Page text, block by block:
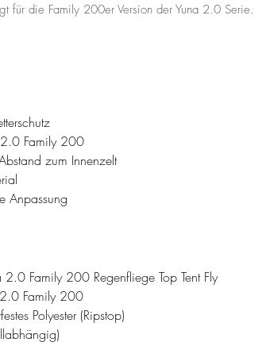
für die Family 200er Version der Yuna 2.0 Serie.
2.0 Family 200
zum Innenzelt
Anpassung
Family 200 Regenfliege Top Tent Fly
2.0 Family 200
Polyester (Ripstop)